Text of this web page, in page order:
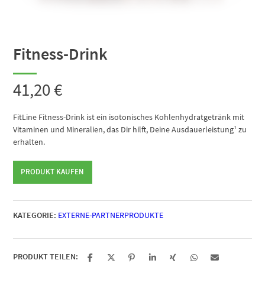
Fitness-Drink
41,20€
FitLine Fitness-Drink ist ein isotonisches Kohlenhydratgetränk mit
Vitaminen und Mineralien, das Dir hilft, Deine Ausdauerleistung¹ zu
erhalten.
PRODUKT KAUFEN
KATEGORIE: EXTERNE-PARTNERPRODUKTE
PRODUKT TEILEN: